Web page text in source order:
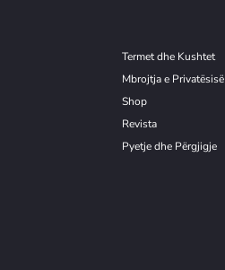
Termet dhe Kushtet
Mbrojtja e Privatësisë
Shop
Revista
Pyetje dhe Përgjigje